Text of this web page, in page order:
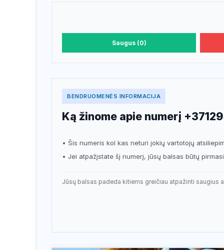
Saugus (0)
BENDRUOMENĖS INFORMACIJA
Ką žinome apie numerį
• Šis numeris kol kas neturi jokių vartotojų
• Jei atpažįstate šį numerį, jūsų balsas būtų
Jūsų balsas padeda kitiems greičiau atpažinti saugius